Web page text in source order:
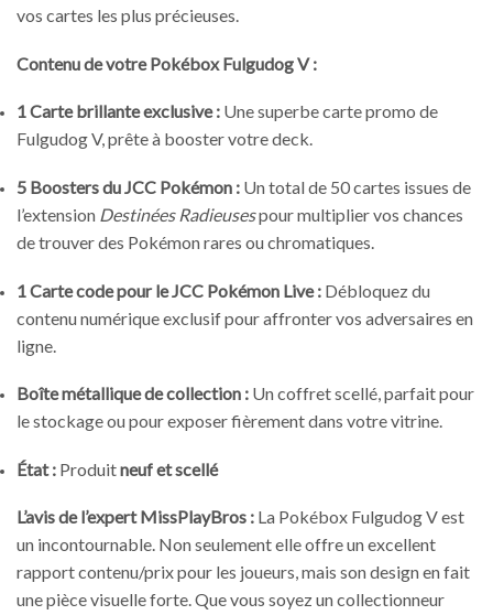
vos cartes les plus précieuses.
Contenu de votre Pokébox Fulgudog V :
1 Carte brillante exclusive : Une superbe carte promo de
Fulgudog V, prête à booster votre deck.
5 Boosters du JCC Pokémon : Un total de 50 cartes issues de
l’extension Destinées Radieusespour multiplier vos chances
de trouver des Pokémon rares ou chromatiques.
1 Carte code pour le JCC Pokémon Live : Débloquez du
contenu numérique exclusif pour affronter vos adversaires en
ligne.
Boîte métallique de collection : Un coffret scellé, parfait pour
le stockage ou pour exposer fièrement dans votre vitrine.
État : Produitneuf et scellé
L’avis de l’expert MissPlayBros : La Pokébox Fulgudog V est
un incontournable. Non seulement elle offre un excellent
rapport contenu/prix pour les joueurs, mais son design en fait
une pièce visuelle forte. Que vous soyez un collectionneur